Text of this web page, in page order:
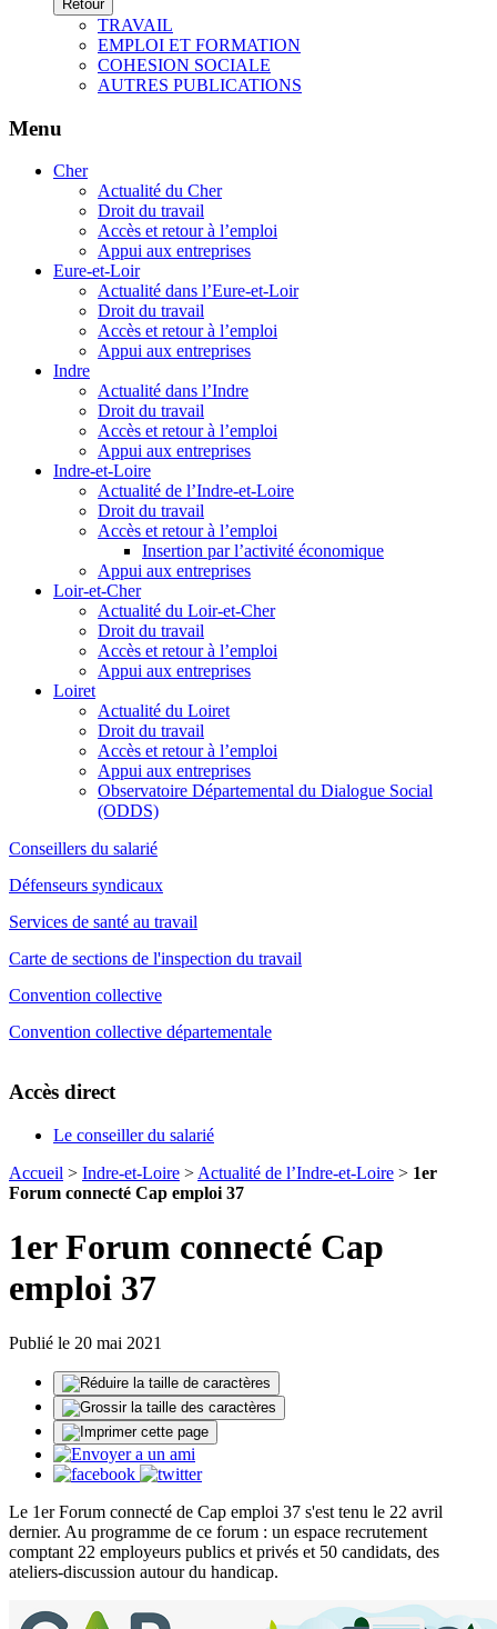
Retour
TRAVAIL
EMPLOI ET FORMATION
COHESION SOCIALE
AUTRES PUBLICATIONS
Menu
Cher
Actualité du Cher
Droit du travail
Accès et retour à l’emploi
Appui aux entreprises
Eure-et-Loir
Actualité dans l’Eure-et-Loir
Droit du travail
Accès et retour à l’emploi
Appui aux entreprises
Indre
Actualité dans l’Indre
Droit du travail
Accès et retour à l’emploi
Appui aux entreprises
Indre-et-Loire
Actualité de l’Indre-et-Loire
Droit du travail
Accès et retour à l’emploi
Insertion par l’activité économique
Appui aux entreprises
Loir-et-Cher
Actualité du Loir-et-Cher
Droit du travail
Accès et retour à l’emploi
Appui aux entreprises
Loiret
Actualité du Loiret
Droit du travail
Accès et retour à l’emploi
Appui aux entreprises
Observatoire Départemental du Dialogue Social
(ODDS)
Conseillers du salarié
Défenseurs syndicaux
Services de santé au travail
Carte de sections de l'inspection du travail
Convention collective
Convention collective départementale
Accès direct
Le conseiller du salarié
Accueil > Indre-et-Loire > Actualité de l’Indre-et-Loire > 1er
Forum connecté Cap emploi 37
1er Forum connecté Cap
emploi 37
Publié le 20 mai 2021
Le 1er Forum connecté de Cap emploi 37 s'est tenu le 22 avril
dernier. Au programme de ce forum : un espace recrutement
comptant 22 employeurs publics et privés et 50 candidats, des
ateliers-discussion autour du handicap.